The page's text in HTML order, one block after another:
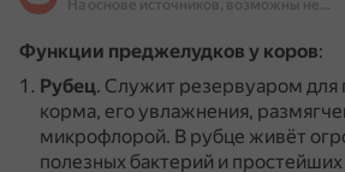
На основе источников, возможны неточности
Функции преджелудков у коров:
Рубец. Служит резервуаром для
корма, его увлажнения,
микрофлорой. В рубце живёт
полезных бактерий и